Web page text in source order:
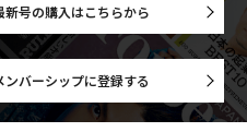
新号の購入はこちらから
ンバーシップに登録する